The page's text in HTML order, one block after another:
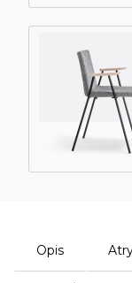
Opis